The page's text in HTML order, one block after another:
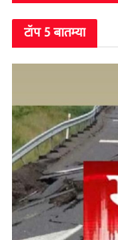
टॉप 5 बातम्या